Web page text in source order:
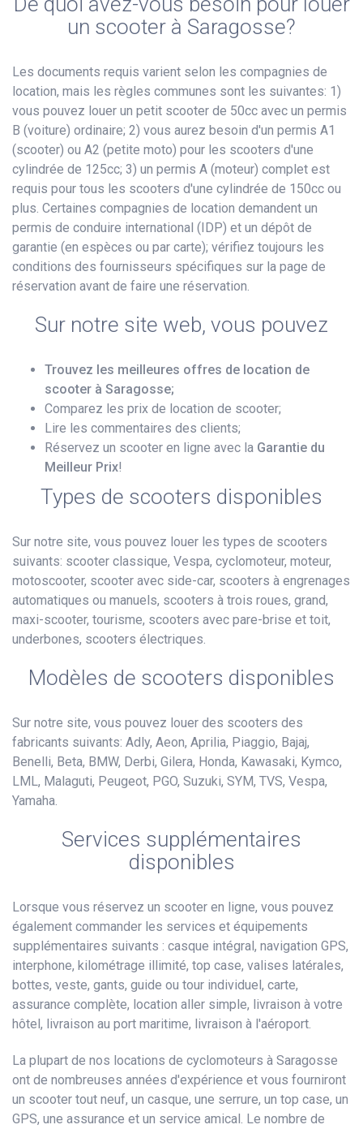
un scooter à Saragosse?
Les documents requis varient selon les compagnies de
location, mais les règles communes sont les suivantes: 1)
vous pouvez louer un petit scooter de 50cc avec un permis
B (voiture) ordinaire; 2) vous aurez besoin d'un permis A1
(scooter) ou A2 (petite moto) pour les scooters d'une
cylindrée de 125cc; 3) un permis A (moteur) complet est
requis pour tous les scooters d'une cylindrée de 150cc ou
plus. Certaines compagnies de location demandent un
permis de conduire international (IDP) et un dépôt de
garantie (en espèces ou par carte); vérifiez toujours les
conditions des fournisseurs spécifiques sur la page de
réservation avant de faire une réservation.
Sur notre site web, vous pouvez
Trouvez les meilleures offres de location de
scooter à Saragosse;
Comparez les prix de location de scooter;
Lire les commentaires des clients;
Réservez un scooter en ligne avec la Garantie du
Meilleur Prix!
Types de scooters disponibles
Sur notre site, vous pouvez louer les types de scooters
suivants: scooter classique, Vespa, cyclomoteur, moteur,
motoscooter, scooter avec side-car, scooters à engrenages
automatiques ou manuels, scooters à trois roues, grand,
maxi-scooter, tourisme, scooters avec pare-brise et toit,
underbones, scooters électriques.
Modèles de scooters disponibles
Sur notre site, vous pouvez louer des scooters des
fabricants suivants: Adly, Aeon, Aprilia, Piaggio, Bajaj,
Benelli, Beta, BMW, Derbi, Gilera, Honda, Kawasaki, Kymco,
LML, Malaguti, Peugeot, PGO, Suzuki, SYM, TVS, Vespa,
Yamaha.
Services supplémentaires
disponibles
Lorsque vous réservez un scooter en ligne, vous pouvez
également commander les services et équipements
supplémentaires suivants : casque intégral, navigation GPS,
interphone, kilométrage illimité, top case, valises latérales,
bottes, veste, gants, guide ou tour individuel, carte,
assurance complète, location aller simple, livraison à votre
hôtel, livraison au port maritime, livraison à l'aéroport.
La plupart de nos locations de cyclomoteurs à Saragosse
ont de nombreuses années d'expérience et vous fourniront
un scooter tout neuf, un casque, une serrure, un top case, un
GPS, une assurance et un service amical. Le nombre de